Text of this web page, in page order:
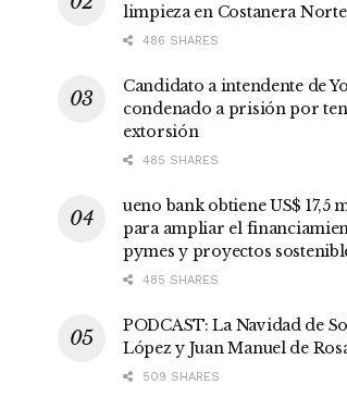
limpieza en Costanera Norte
486 SHARES
Candidato a intendente de
condenado a prisión por
extorsión
485 SHARES
ueno bank obtiene US$ 17,5
para ampliar el
pymes y proyectos
485 SHARES
PODCAST: La Navidad de
López y Juan Manuel de
509 SHARES